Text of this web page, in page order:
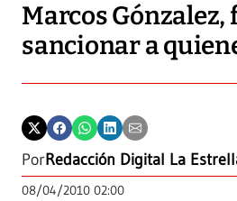
Marcos Gónzalez,
sancionar a
PorRedacción Digital La
08/04/2010 02:00